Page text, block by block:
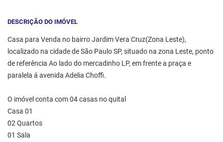
DESCRIÇÃO DO IMÓVEL
Casa para Venda no bairro Jardim Vera Cruz(Zona Leste),
localizado na cidade de São Paulo SP, situado na zona Leste, ponto
de referência Ao lado do mercadinho LP, em frente a praça e
paralela á avenida Adelia Choffi.
O imóvel conta com 04 casas no quital
Casa 01
02 Quartos
01 Sala